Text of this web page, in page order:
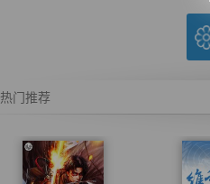
热门推荐